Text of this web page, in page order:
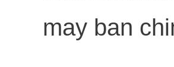
may ban